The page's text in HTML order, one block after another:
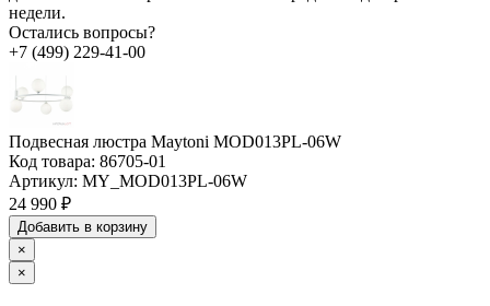
недели.
Остались вопросы?
+7 (499) 229-41-00
Подвесная люстра Maytoni MOD013PL-06W
Код товара: 86705-01
Артикул: MY_MOD013PL-06W
24 990 ₽
Добавить в корзину
×
×